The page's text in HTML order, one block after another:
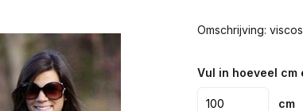
Omschrijving:
Vul in hoeveel cm
cm